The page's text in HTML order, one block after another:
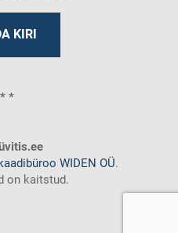
*
WIDEN OÜ.
on kaitstud.